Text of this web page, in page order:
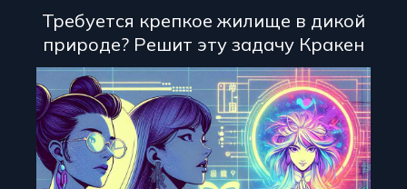
Требуется крепкое жилище в дикой
природе? Решит эту задачу Кракен